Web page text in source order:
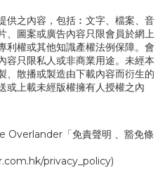
供之內容，包括︰文字、檔案、音
、圖案或廣告內容只限會員於網上
利權或其他知識產權法例保障。會
容只限私人或非商業用途。未經本
、散播或製造由下載內容而衍生的
或上載未經版權擁有人授權之內
Overlander「免責聲明 、豁免條
privacy_policy)